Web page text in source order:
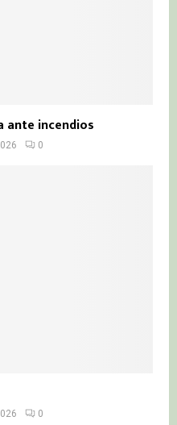
ante incendios
0
0